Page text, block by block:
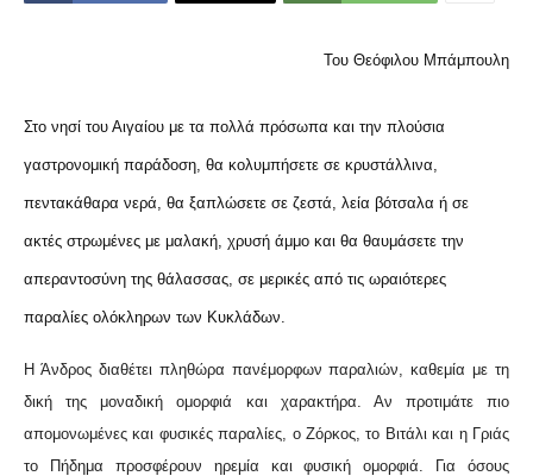
Του Θεόφιλου Μπάμπουλη
Στο νησί του Αιγαίου με τα πολλά πρόσωπα και την πλούσια
γαστρονομική παράδοση, θα κολυμπήσετε σε κρυστάλλινα,
πεντακάθαρα νερά, θα ξαπλώσετε σε ζεστά, λεία βότσαλα ή σε
ακτές στρωμένες με μαλακή, χρυσή άμμο και θα θαυμάσετε την
απεραντοσύνη της θάλασσας, σε μερικές από τις ωραιότερες
παραλίες ολόκληρων των Κυκλάδων.
Η Άνδρος διαθέτει πληθώρα πανέμορφων παραλιών, καθεμία με τη
δική της μοναδική ομορφιά και χαρακτήρα. Αν προτιμάτε πιο
απομονωμένες και φυσικές παραλίες, ο Ζόρκος, το Βιτάλι και η Γριάς
το Πήδημα προσφέρουν ηρεμία και φυσική ομορφιά. Για όσους